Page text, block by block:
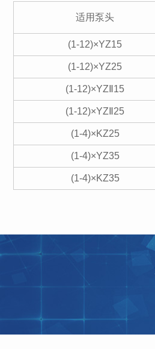
适用泵头
(1-12)×YZ15
(1-12)×YZ25
(1-12)×YZⅡ15
(1-12)×YZⅡ25
(1-4)×KZ25
(1-4)×YZ35
(1-4)×KZ35